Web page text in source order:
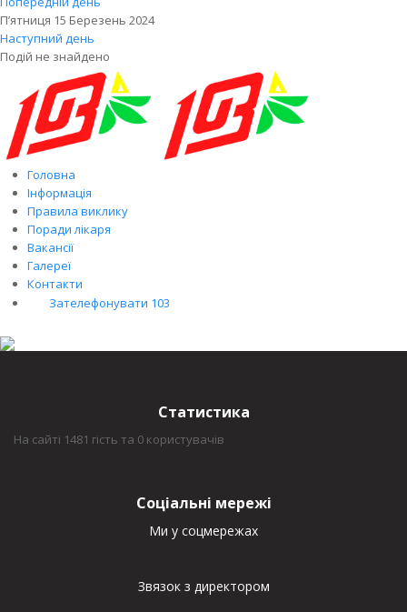
П’ятниця 15 Березень 2024
Наступний день
Подій не знайдено
Головна
Інформація
Правила виклику
Поради лікаря
Вакансії
Галереї
Контакти
Зателефонувати 103
Статистика
На сайті 1481 гість та 0 користувачів
Соціальні мережі
Ми у соцмережах
Звязок з директором